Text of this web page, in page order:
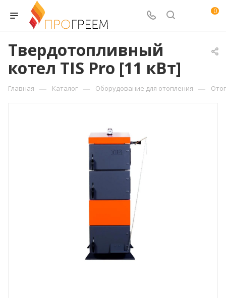
0
Твердотопливный
котел TIS Pro [11 кВт]
Главная — Каталог — Оборудование для отопления —